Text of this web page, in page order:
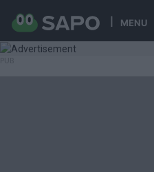
MENU